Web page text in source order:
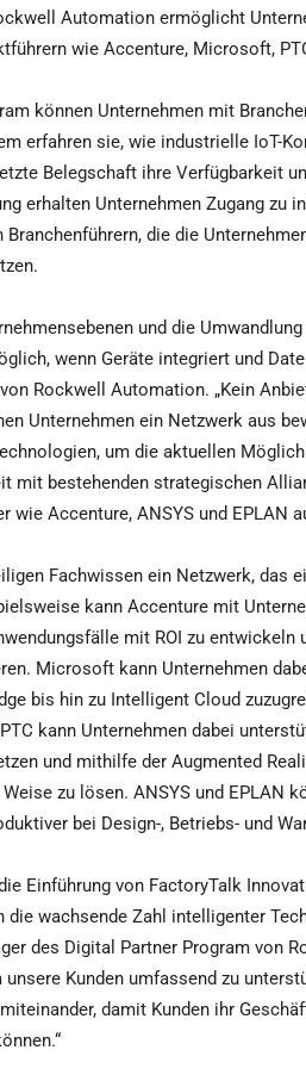
Automation ermöglicht
wie Accenture, Microsoft,
können Unternehmen mit
erfahren sie, wie industrielle IoT-
Belegschaft ihre Verfügbarkeit
erhalten Unternehmen Zugang zu
die die
und die
wenn Geräte integriert und
Rockwell Automation. „Kein
Unternehmen ein Netzwerk aus
um die aktuellen
mit bestehenden strategischen
wie Accenture, ANSYS und EPLAN
Fachwissen ein Netzwerk, das
kann Accenture mit
mit ROI zu entwickeln
Microsoft kann Unternehmen
bis hin zu Intelligent Cloud
kann Unternehmen dabei
und mithilfe der Augmented
zu lösen. ANSYS und EPLAN
bei Design-, Betriebs- und
Einführung von FactoryTalk
die wachsende Zahl intelligenter
des Digital Partner Program von
Kunden umfassend zu
damit Kunden ihr